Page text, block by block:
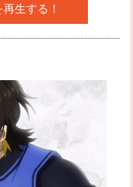
生する！